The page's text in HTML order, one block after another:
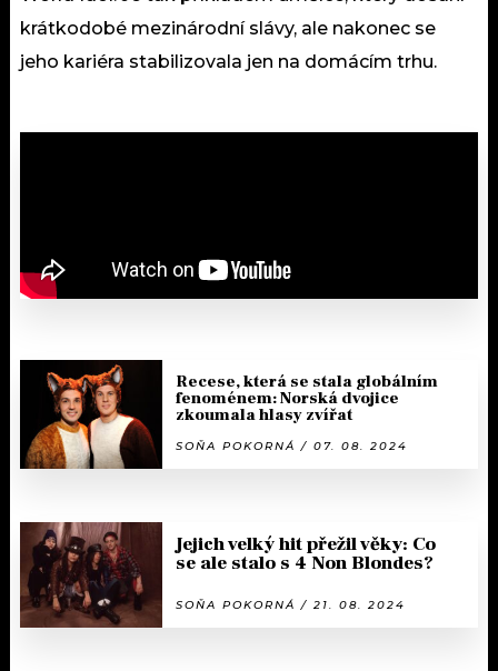
krátkodobé mezinárodní slávy, ale nakonec se
jeho kariéra stabilizovala jen na domácím trhu.
Recese, která se stala globálním
fenoménem: Norská dvojice
zkoumala hlasy zvířat
SOŇA POKORNÁ / 07. 08. 2024
Jejich velký hit přežil věky: Co
se ale stalo s 4 Non Blondes?
SOŇA POKORNÁ / 21. 08. 2024